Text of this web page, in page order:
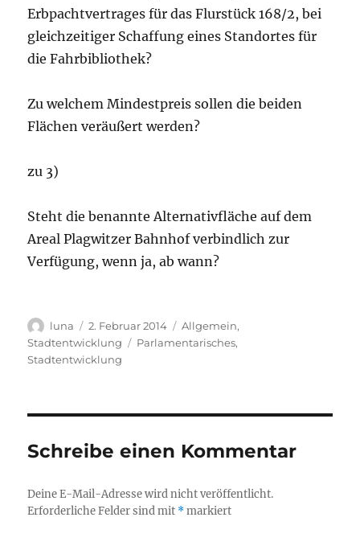
Erbpachtvertrages für das Flurstück 168/2, bei
gleichzeitiger Schaffung eines Standortes für
die Fahrbibliothek?
Zu welchem Mindestpreis sollen die beiden
Flächen veräußert werden?
zu 3)
Steht die benannte Alternativfläche auf dem
Areal Plagwitzer Bahnhof verbindlich zur
Verfügung, wenn ja, ab wann?
Autor
luna
Veröffentlicht
am
2. Februar 2014 Kategorien
Allgemein,
Stadtentwicklung
Schlagwörter
Parlamentarisches,
Stadtentwicklung
Schreibe einen Kommentar
Deine E-Mail-Adresse wird nicht veröffentlicht.
Erforderliche Felder sind mit *markiert